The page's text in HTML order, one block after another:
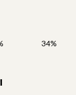
34%